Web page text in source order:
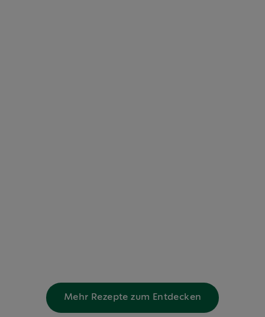
Mehr Rezepte zum Entdecken